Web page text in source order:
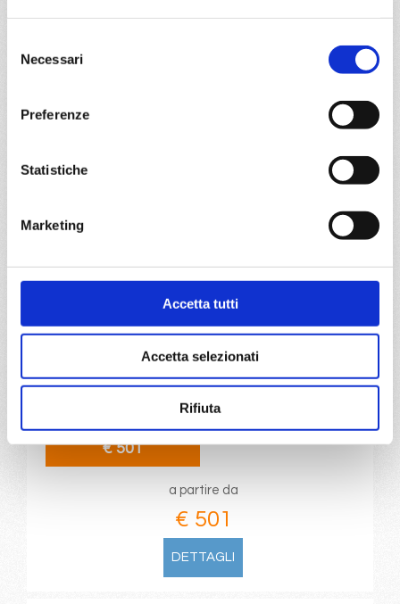
delNecessari
Preferenze
Statistiche
Marketing
Accetta tutti
Accetta selezionati
Rifiuta
Ajaccio, Savona, Marsiglia, Barcellona
Mediterraneo7 giorni
da con
Genova, Marsiglia, Tarragona, Valencia, Barcellona,
Marsiglia, Genova, Tarragona
28/10/2026
€ 501
a partire da
€ 501
DETTAGLI